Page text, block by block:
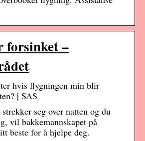
forsinket –
hvis flygningen min blir
| SAS
seg over natten og du
vil bakkemannskapet på
beste for å hjelpe deg.